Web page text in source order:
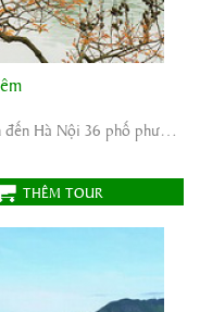
“Hành trình phương Bắc” sẽ đưa du khách đến Hà Nội 36 phố phường, nếm đặc sản đất Hà Thành, ...
THÊM TOUR